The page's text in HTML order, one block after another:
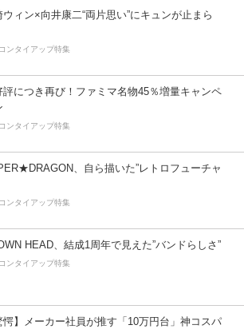
ウィン×向井康二“両片思い”にキュンが止まら
ンタイアップ特集
評につき再び！ファミマ名物45％増量キャンペ
ンタイアップ特集
、自ら描いた”レトロフューチャ
ンタイアップ特集
HEAD、結成1周年で見えた”バンドらしさ”
ンタイアップ特集
愕】メーカー社員が推す「10万円台」神コスパ